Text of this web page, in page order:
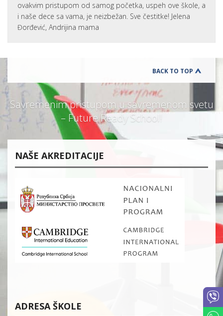
ovakvim pristupom od samog početka, uspeh ove škole, a
i naše dece sa vama, je neizbežan. Sve čestitke! Jelena
Đorđević, Andrijina mama
BACK TO TOP
Savremenim pristupom u savremenom svetu
– Future Ready School!
NAŠE AKREDITACIJE
ADRESA ŠKOLE